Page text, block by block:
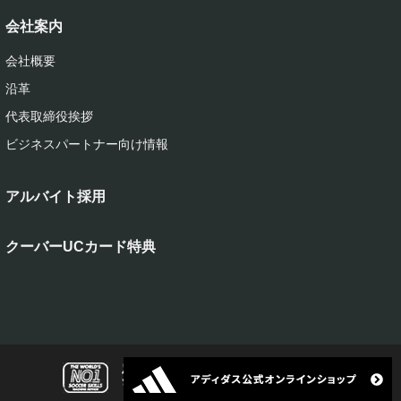
会社案内
会社概要
沿革
代表取締役挨拶
ビジネスパートナー向け情報
アルバイト採用
クーバーUCカード特典